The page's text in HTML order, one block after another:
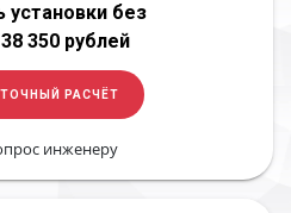
установки без
350 рублей
РАСЧЁТ
инженеру